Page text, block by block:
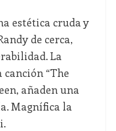
estética cruda y
de cerca,
La
“The
añaden una
Magnífica la